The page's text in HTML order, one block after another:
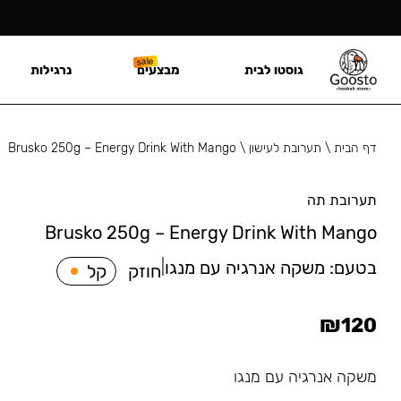
דף הבית\ תערובת לעישון \
Brusko 250g – Energy Drink With Mango
תערובת תה
Brusko 250g – Energy Drink With Mango
בטעם: משקה אנרגיה עם מנגו חוזק קל
₪120
משקה אנרגיה עם מנגו
גוסטו לבית מבצעים נרגילות